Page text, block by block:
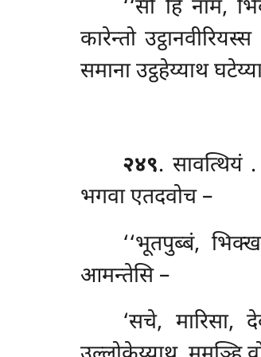
‘‘सो हि नाम,
कारेन्तो
समाना उट्ठहेय्याथ
२४९. सावत्थियं
भगवा एतदवोच –
‘‘भूतपुब्बं,
आमन्तेसि –
‘सचे, मारिसा,